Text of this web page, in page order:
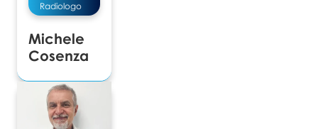
Radiologo
Michele
Cosenza